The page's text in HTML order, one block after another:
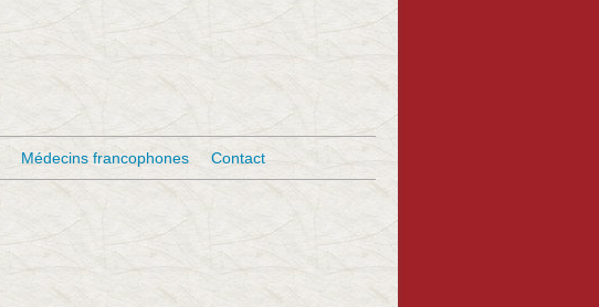
Médecins francophones Contact